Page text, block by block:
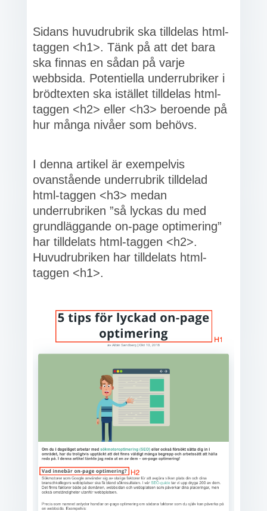
Sidans huvudrubrik ska tilldelas html-
taggen <h1>. Tänk på att det bara
ska finnas en sådan på varje
webbsida. Potentiella underrubriker i
brödtexten ska istället tilldelas html-
taggen <h2> eller <h3> beroende på
hur många nivåer som behövs.
I denna artikel är exempelvis
ovanstående underrubrik tilldelad
html-taggen <h3> medan
underrubriken ”så lyckas du med
grundläggande on-page optimering”
har tilldelats html-taggen <h2>.
Huvudrubriken har tilldelats html-
taggen <h1>.